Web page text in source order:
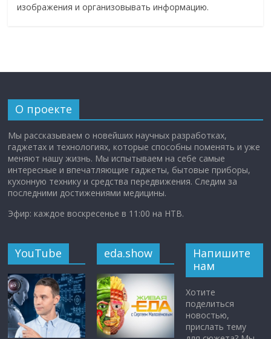
изображения и организовывать информацию.
О проекте
Мы рассказываем о новейших научных разработках,
гаджетах и технологиях, которые способны поменять и уже
меняют нашу жизнь. Мы испытываем на себе самые
интересные и впечатляющие гаджеты, бытовые приборы,
кухонную технику и средства передвижения. Следим за
последними достижениями медицины.
Эфир: каждое воскресенье в 11:00 на НТВ.
YouTube eda.show
Напишите
нам
Хотите
поделиться
новостью,
прислать тему